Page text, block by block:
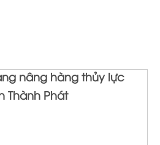
nâng hàng thủy lực
Thành Phát